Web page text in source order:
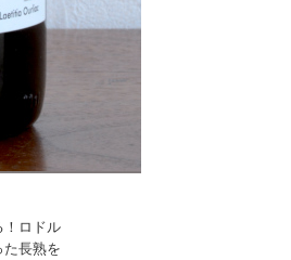
！ロドル
た長熟を